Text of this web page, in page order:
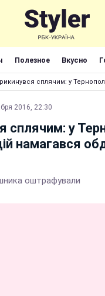
Полезное Вкусно
сплячим: у
2016, 22:30
сплячим: у
намагався
оштрафували